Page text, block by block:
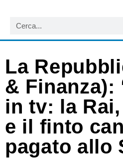
La
& Finanza):
in tv: la
e il finto
pagato allo